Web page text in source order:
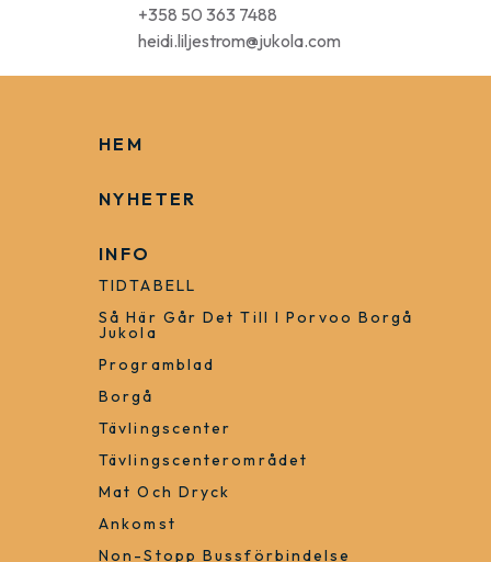
Heidi Liljeström
heidi.liljestrom@jukola.com
NYHETER
INFO
TIDTABELL
Så Här Går Det Till I Porvoo Borgå
Jukola
Programblad
Borgå